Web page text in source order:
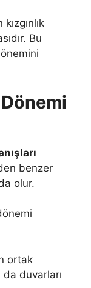
Bu
Dönemi
benzer
olur.
ortak
da duvarları